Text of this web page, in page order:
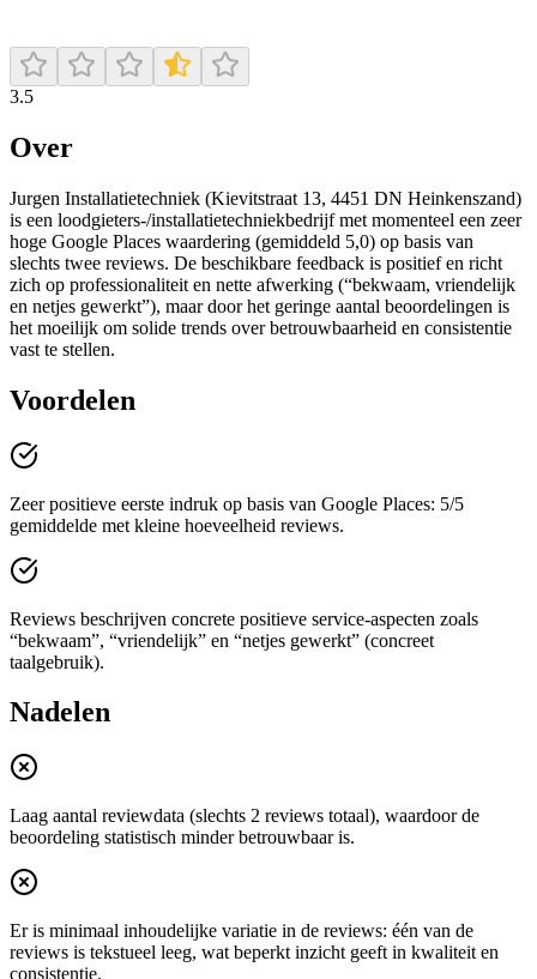
3.5
Over
Jurgen Installatietechniek (Kievitstraat 13, 4451 DN Heinkenszand)
is een loodgieters-/installatietechniekbedrijf met momenteel een zeer
hoge Google Places waardering (gemiddeld 5,0) op basis van
slechts twee reviews. De beschikbare feedback is positief en richt
zich op professionaliteit en nette afwerking (“bekwaam, vriendelijk
en netjes gewerkt”), maar door het geringe aantal beoordelingen is
het moeilijk om solide trends over betrouwbaarheid en consistentie
vast te stellen.
Voordelen
Zeer positieve eerste indruk op basis van Google Places: 5/5
gemiddelde met kleine hoeveelheid reviews.
Reviews beschrijven concrete positieve service-aspecten zoals
“bekwaam”, “vriendelijk” en “netjes gewerkt” (concreet
taalgebruik).
Nadelen
Laag aantal reviewdata (slechts 2 reviews totaal), waardoor de
beoordeling statistisch minder betrouwbaar is.
Er is minimaal inhoudelijke variatie in de reviews: één van de
reviews is tekstueel leeg, wat beperkt inzicht geeft in kwaliteit en
consistentie.